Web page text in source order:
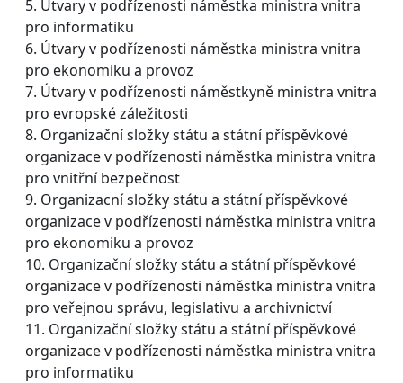
5. Útvary v podřízenosti náměstka ministra vnitra
pro informatiku
6. Útvary v podřízenosti náměstka ministra vnitra
pro ekonomiku a provoz
7. Útvary v podřízenosti náměstkyně ministra vnitra
pro evropské záležitosti
8. Organizační složky státu a státní příspěvkové
organizace v podřízenosti náměstka ministra vnitra
pro vnitřní bezpečnost
9. Organizacní složky státu a státní příspěvkové
organizace v podřízenosti náměstka ministra vnitra
pro ekonomiku a provoz
10. Organizační složky státu a státní příspěvkové
organizace v podřízenosti náměstka ministra vnitra
pro veřejnou správu, legislativu a archivnictví
11. Organizační složky státu a státní příspěvkové
organizace v podřízenosti náměstka ministra vnitra
pro informatiku